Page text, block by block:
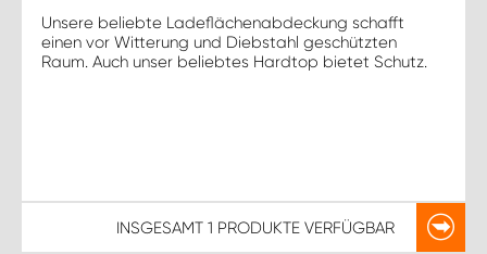
Unsere beliebte Ladeflächenabdeckung schafft
einen vor Witterung und Diebstahl geschützten
Raum. Auch unser beliebtes Hardtop bietet Schutz.
INSGESAMT 1 PRODUKTE VERFÜGBAR